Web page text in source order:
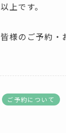
以上です。
皆様のご予約
ご予約について